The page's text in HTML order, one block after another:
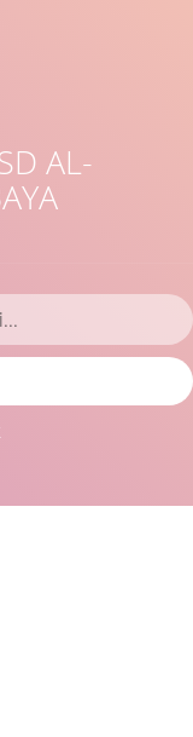
AL-